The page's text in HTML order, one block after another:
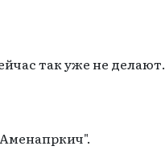
так уже не делают.